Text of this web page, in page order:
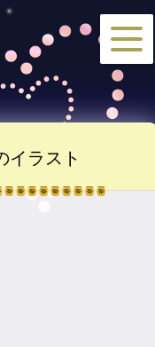
イラスト